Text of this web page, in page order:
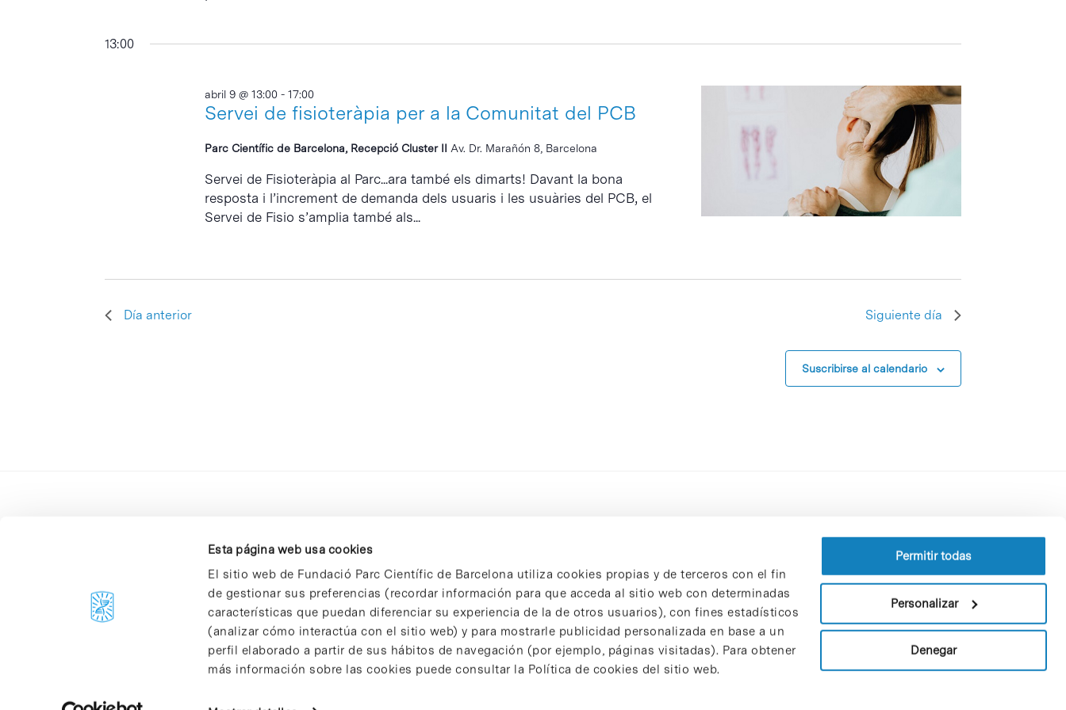
Esta página web usa cookies
El sitio web de Fundació Parc Científic de Barcelona utiliza cookies propias y de terceros con el fin
de gestionar sus preferencias (recordar información para que acceda al sitio web con determinadas
características que puedan diferenciar su experiencia de la de otros usuarios), con fines estadísticos
(analizar cómo interactúa con el sitio web) y para mostrarle publicidad personalizada en base a un
perfil elaborado a partir de sus hábitos de navegación (por ejemplo, páginas visitadas). Para obtener
más información sobre las cookies puede consultar la Política de cookies del sitio web.
Permitir todas
Personalizar
Denegar
13:00
Servei de fisioteràpia per a la Comunitat del PCB
abril 9 @ 13:00- 17:00
Parc Científic de Barcelona, Recepció Cluster II Av. Dr. Marañón 8, Barcelona
Servei de Fisioteràpia al Parc...ara també els dimarts! Davant la bona
resposta i l’increment de demanda dels usuaris i les usuàries del PCB, el
Servei de Fisio s’amplia també als...
Día anterior Siguiente día
Suscribirse al calendario
C/Baldiri Reixac, 4-12 i 15
08028 Barcelona
Perfil del contratante
Política de privacidad
Aviso Legal
Política de cookies
Patrones y patrocinadores
Bolsa de trabajo
Contacto